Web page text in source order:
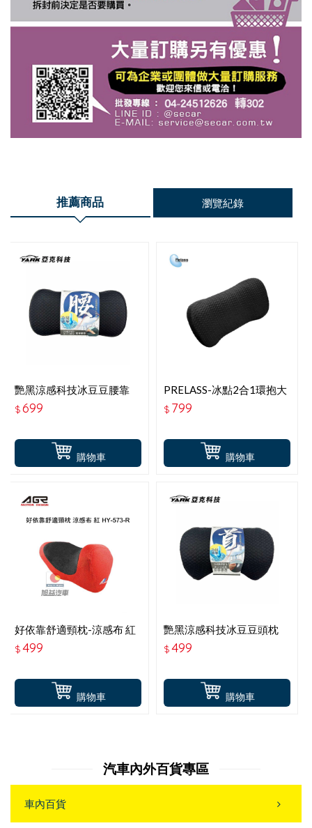
推薦商品 瀏覽紀錄
購物車
艷黑涼感科技冰豆豆腰靠
$699
購物車
PRELASS-冰點2合1環抱大
腰靠休閒睡枕 AI62049
$ 799
購物車
好依靠舒適頸枕-涼感布 紅
HY-573-R
$499
購物車
艷黑涼感科技冰豆豆頭枕
$499
汽車內外百貨專區
車內百貨